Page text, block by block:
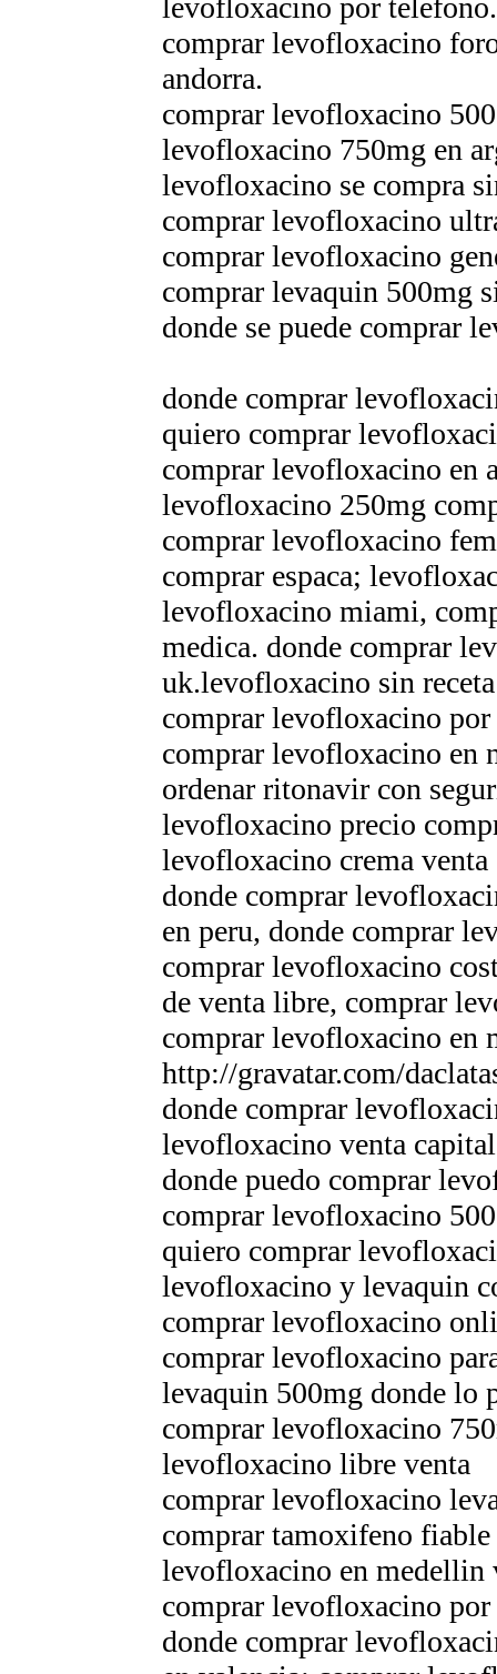
levofloxacino por
comprar levofloxacino
andorra.
comprar levofloxacino
levofloxacino 750mg en
levofloxacino se compra
comprar levofloxacino
comprar levofloxacino
comprar levaquin 500mg
donde se puede comprar
donde comprar
quiero comprar
comprar levofloxacino en
levofloxacino 250mg
comprar levofloxacino
comprar espaсa;
levofloxacino miami,
medica. donde comprar
uk.levofloxacino sin
comprar levofloxacino
comprar levofloxacino en
ordenar ritonavir con
levofloxacino precio
levofloxacino crema venta
donde comprar
en peru, donde comprar
comprar levofloxacino
de venta libre, comprar
comprar levofloxacino en
http://gravatar.com/
donde comprar
levofloxacino venta
donde puedo comprar
comprar levofloxacino
quiero comprar
levofloxacino y levaquin
comprar levofloxacino
comprar levofloxacino
levaquin 500mg donde lo
comprar levofloxacino
levofloxacino libre venta
comprar levofloxacino
comprar tamoxifeno
levofloxacino en medellin
comprar levofloxacino
donde comprar